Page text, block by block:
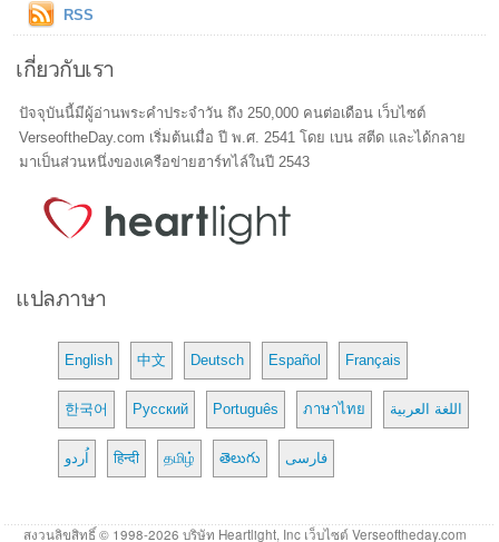
RSS
เกี่ยวกับเรา
ปัจจุบันนี้มีผู้อ่านพระคำประจำวัน ถึง 250,000 คนต่อเดือน เว็บไซต์
VerseoftheDay.com เริ่มต้นเมื่อ ปี พ.ศ. 2541 โดย เบน สตีด และได้กลาย
มาเป็นส่วนหนึ่งของเครือข่ายฮาร์ทไล์ในปี 2543
แปลภาษา
English 中文 Deutsch Español Français
한국어 Русский Português ภาษาไทย اللغة العربية
اُردو हिन्दी தமிழ் తెలుగు فارسی
สงวนลิขสิทธิ์ © 1998-2026 บริษัท Heartlight, Inc เว็บไซต์ Verseoftheday.com